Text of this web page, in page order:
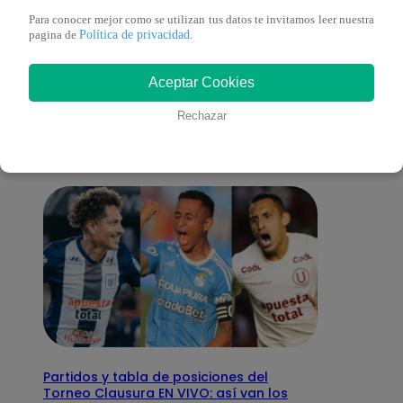
También te puede
interesar
Partidos y tabla de posiciones del
Torneo Clausura EN VIVO: así van los
Para conocer mejor como se utilizan tus datos te invitamos leer nuestra
pagina de Política de privacidad
Aceptar Cookies
Rechazar